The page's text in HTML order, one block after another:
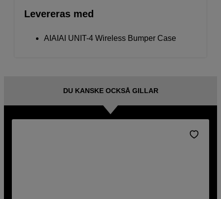
Levereras med
AIAIAI UNIT-4 Wireless Bumper Case
DU KANSKE OCKSÅ GILLAR